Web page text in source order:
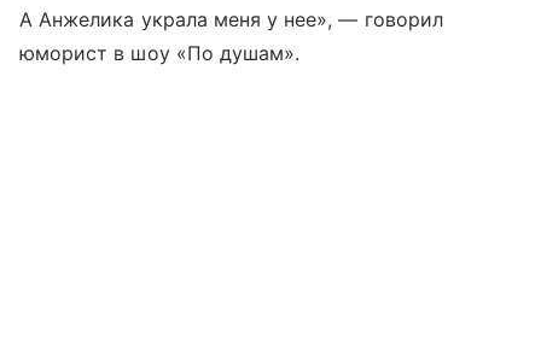
А Анжелика украла меня у нее», — говорил
юморист в шоу «По душам».